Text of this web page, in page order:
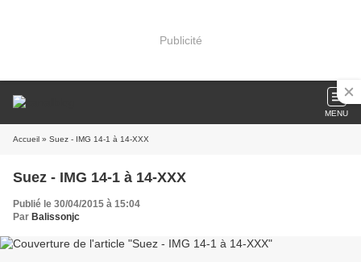
Publicité
MENU
Accueil » Suez - IMG 14-1 à 14-XXX
Suez - IMG 14-1 à 14-XXX
Publié le 30/04/2015 à 15:04
Par Balissonjc